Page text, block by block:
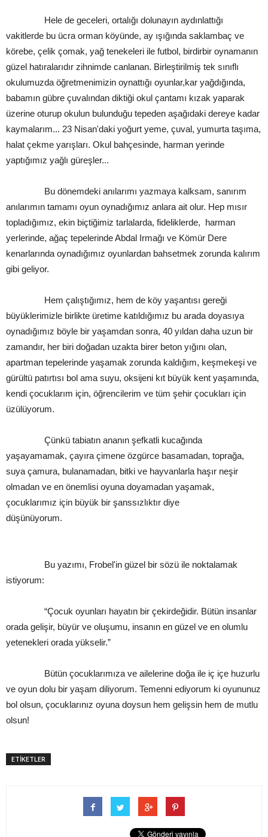
Hele de geceleri, ortalığı dolunayın aydınlattığı
vakitlerde bu ücra orman köyünde, ay ışığında saklambaç ve
körebe, çelik çomak, yağ tenekeleri ile futbol, birdirbir oynamanın
güzel hatıralarıdır zihnimde canlanan. Birleştirilmiş tek sınıflı
okulumuzda öğretmenimizin oynattığı oyunlar,kar yağdığında,
babamın gübre çuvalından diktiği okul çantamı kızak yaparak
üzerine oturup okulun bulunduğu tepeden aşağıdaki dereye kadar
kaymalarım... 23 Nisan'daki yoğurt yeme, çuval, yumurta taşıma,
halat çekme yarışları. Okul bahçesinde, harman yerinde
yaptığımız yağlı güreşler...
Bu dönemdeki anılarımı yazmaya kalksam, sanırım
anılarımın tamamı oyun oynadığımız anlara ait olur. Hep mısır
topladığımız, ekin biçtiğimiz tarlalarda, fideliklerde, harman
yerlerinde, ağaç tepelerinde Abdal Irmağı ve Kömür Dere
kenarlarında oynadığımız oyunlardan bahsetmek zorunda kalırım
gibi geliyor.
Hem çalıştığımız, hem de köy yaşantısı gereği
büyüklerimizle birlikte üretime katıldığımız bu arada doyasıya
oynadığımız böyle bir yaşamdan sonra, 40 yıldan daha uzun bir
zamandır, her biri doğadan uzakta birer beton yığını olan,
apartman tepelerinde yaşamak zorunda kaldığım, keşmekeşi ve
gürültü patırtısı bol ama suyu, oksijeni kıt büyük kent yaşamında,
kendi çocuklarım için, öğrencilerim ve tüm şehir çocukları için
üzülüyorum.
Çünkü tabiatın ananın şefkatli kucağında
yaşayamamak, çayıra çimene özgürce basamadan, toprağa,
suya çamura, bulanamadan, bitki ve hayvanlarla haşır neşir
olmadan ve en önemlisi oyuna doyamadan yaşamak,
çocuklarımız için büyük bir şanssızlıktır diye
Bu yazımı, Frobel'in güzel bir sözü ile noktalamak
istiyorum:
“Çocuk oyunları hayatın bir çekirdeğidir. Bütün insanlar
orada gelişir, büyür ve oluşumu, insanın en güzel ve en olumlu
yetenekleri orada yükselir.”
Bütün çocuklarımıza ve ailelerine doğa ile iç içe huzurlu
ve oyun dolu bir yaşam diliyorum. Temenni ediyorum ki oyununuz
bol olsun, çocuklarınız oyuna doysun hem gelişsin hem de mutlu
olsun!
ETİKETLER